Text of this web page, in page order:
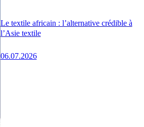
Le textile africain : l’alternative crédible à
l’Asie textile
06.07.2026